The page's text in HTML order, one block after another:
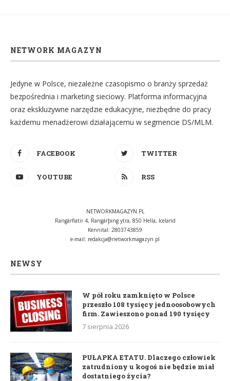
NETWORK MAGAZYN
Jedyne w Polsce, niezależne czasopismo o branży sprzedaż
bezpośrednia i marketing sieciowy. Platforma informacyjna
oraz ekskluzywne narzędzie edukacyjne, niezbędne do pracy
każdemu menadżerowi działającemu w segmencie DS/MLM.
FACEBOOK TWITTER
YOUTUBE RSS
NETWORKMAGAZYN.PL
Rangárflatir 4, Rangárþing ytra, 850 Hella, Iceland
Kennital: 2803743859
e-mail: redakcja@networkmagazyn.pl
NEWSY
W pół roku zamknięto w Polsce
przeszło 108 tysięcy jednoosobowych
firm. Zawieszono ponad 190 tysięcy
7 sierpnia 2026
PUŁAPKA ETATU. Dlaczego człowiek
zatrudniony u kogoś nie będzie miał
dostatniego życia?